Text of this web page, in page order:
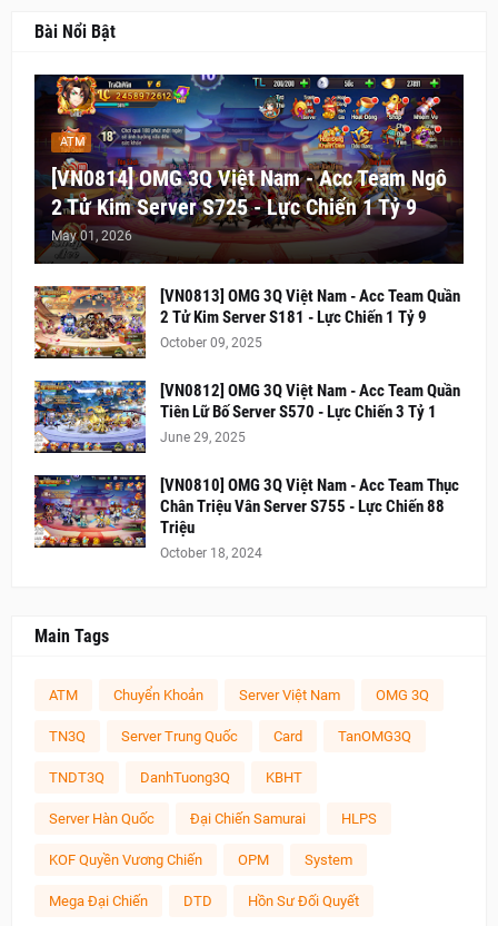
Bài Nổi Bật
ATM
[VN0814] OMG 3Q Việt Nam - Acc Team Ngô
2 Tử Kim Server S725 - Lực Chiến 1 Tỷ 9
May 01, 2026
[VN0813] OMG 3Q Việt Nam - Acc Team Quần
2 Tử Kim Server S181 - Lực Chiến 1 Tỷ 9
October 09, 2025
[VN0812] OMG 3Q Việt Nam - Acc Team Quần
Tiên Lữ Bố Server S570 - Lực Chiến 3 Tỷ 1
June 29, 2025
[VN0810] OMG 3Q Việt Nam - Acc Team Thục
Chân Triệu Vân Server S755 - Lực Chiến 88
Triệu
October 18, 2024
Main Tags
ATM Chuyển Khoản Server Việt Nam OMG 3Q
TN3Q Server Trung Quốc Card TanOMG3Q
TNDT3Q DanhTuong3Q KBHT
Server Hàn Quốc Đại Chiến Samurai HLPS
KOF Quyền Vương Chiến OPM System
Mega Đại Chiến DTD Hồn Sư Đối Quyết